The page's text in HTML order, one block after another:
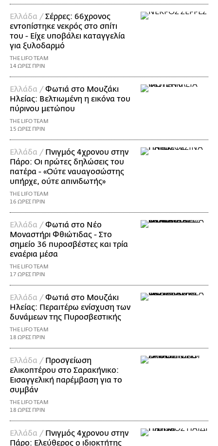
Ελλάδα /Σέρρες: 66χρονος
εντοπίστηκε νεκρός στο σπίτι
του - Είχε υποβάλει καταγγελία
για ξυλοδαρμό
THE LIFO TEAM
14 ΩΡΕΣ ΠΡΙΝ
Ελλάδα /Φωτιά στο Μουζάκι
Ηλείας: Βελτιωμένη η εικόνα του
πύρινου μετώπου
THE LIFO TEAM
15 ΩΡΕΣ ΠΡΙΝ
Ελλάδα / Πνιγμός 4χρονου στην
Πάρο: Οι πρώτες δηλώσεις του
πατέρα - «Ούτε ναυαγοσώστης
υπήρχε, ούτε απινιδωτής»
THE LIFO TEAM
16 ΩΡΕΣ ΠΡΙΝ
Ελλάδα /Φωτιά στο Νέο
Μοναστήρι Φθιώτιδας - Στο
σημείο 36 πυροσβέστες και τρία
εναέρια μέσα
THE LIFO TEAM
17 ΩΡΕΣ ΠΡΙΝ
Ελλάδα /Φωτιά στο Μουζάκι
Ηλείας: Περαιτέρω ενίσχυση των
δυνάμεων της Πυροσβεστικής
THE LIFO TEAM
18 ΩΡΕΣ ΠΡΙΝ
Ελλάδα / Προσγείωση
ελικοπτέρου στο Σαρακήνικο:
Εισαγγελική παρέμβαση για το
συμβάν
THE LIFO TEAM
18 ΩΡΕΣ ΠΡΙΝ
Ελλάδα / Πνιγμός 4χρονου στην
Πάρο: Ελεύθερος ο ιδιοκτήτης